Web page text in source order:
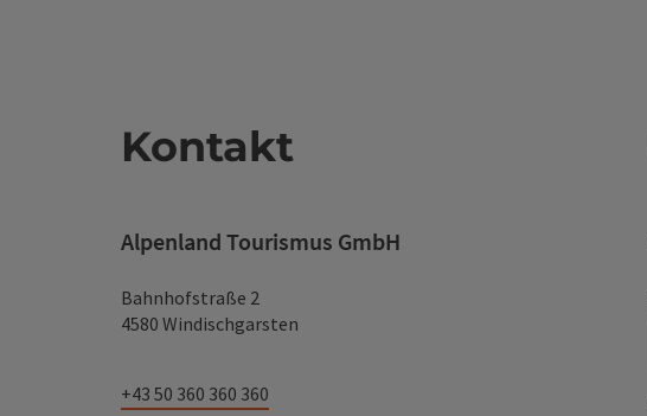
Kontakt
Alpenland Tourismus GmbH
Bahnhofstraße 2
4580 Windischgarsten
+43 50 360 360 360